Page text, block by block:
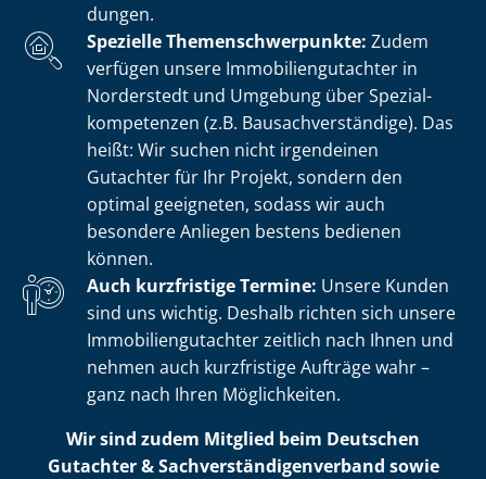
dun­gen.
Spezielle The­men­schwer­punk­te: Zudem
verfügen unsere Im­mo­bi­li­en­gut­ach­ter in
Norderstedt und Umgebung über Spe­zi­al­
kom­pe­ten­zen (z.B. Bau­sach­ver­stän­di­ge). Das
heißt: Wir suchen nicht irgendeinen
Gutachter für Ihr Projekt, sondern den
optimal geeigneten, sodass wir auch
besondere Anliegen bestens bedienen
können.
Auch kurzfristige Termine: Unsere Kunden
sind uns wichtig. Deshalb richten sich unsere
Im­mo­bi­li­en­gut­ach­ter zeitlich nach Ihnen und
nehmen auch kurzfristige Aufträge wahr –
ganz nach Ihren Möglichkeiten.
Wir sind zudem Mitglied beim Deutschen
Gutachter & Sach­ver­stän­di­gen­ver­band sowie